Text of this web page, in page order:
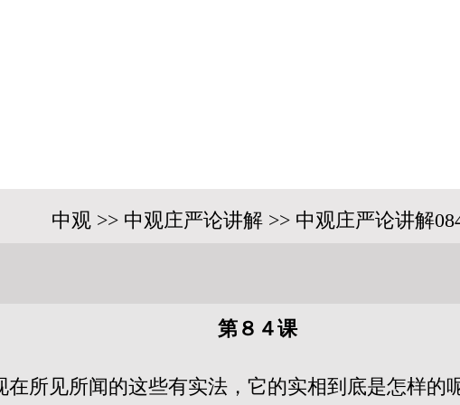
中观 >> 中观庄严论讲解 >> 中观庄严论讲解
第８４课
所见所闻的这些有实法，它的实相到底是怎样的